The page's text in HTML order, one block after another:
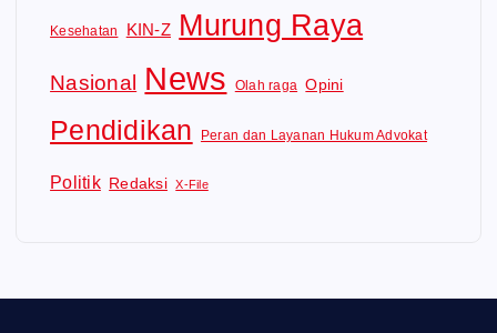
Kesehatan KIN-Z Murung Raya
Nasional News Olah raga Opini
Pendidikan Peran dan Layanan Hukum Advokat
Politik Redaksi X-File